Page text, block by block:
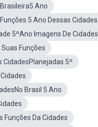
Ano
5 Ano Dessas Cidades
5ºAno Imagens De Cidades
Suas Funções
CidadesPlanejadas 5º
Brasil 5 Ano
Funções Da Cidades